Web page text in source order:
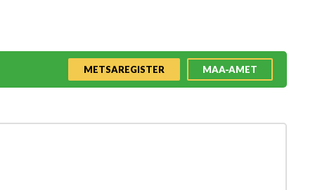
METSAREGISTER MAA-AMET